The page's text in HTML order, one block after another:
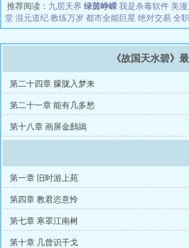
推荐阅读： 九层天界 绿茵峥嵘 我是杀毒软件 美
堂 混元道纪 教练万岁 都市全能巨星 绝对交易 全
《故国天水碧》
第二十四章 朦胧入梦来
第二十一章 能有几多愁
第十八章 画屏金鷓鴣
第一章 旧时游上苑
第四章 教君恣意怜
第七章 寒罩江南树
第十章 几曾识干戈